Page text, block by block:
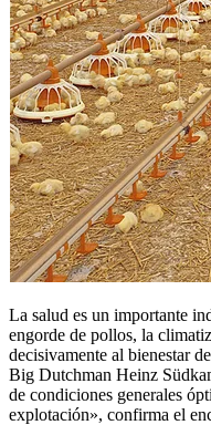
La salud es un importante
engorde de pollos, la
decisivamente al bienestar
Big Dutchman Heinz
de condiciones generales
explotación», confirma el